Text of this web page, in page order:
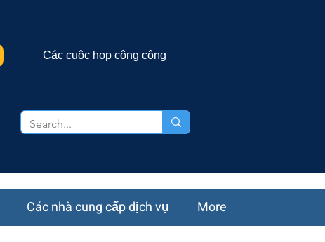
Các cuộc họp công cộng
Các nhà cung cấp dịch vụ More